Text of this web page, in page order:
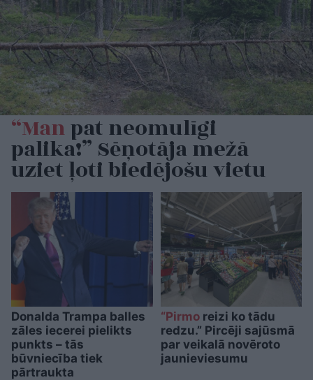
“Manpat neomulīgi
palika!” Sēņotāja mežā
uziet ļoti biedējošu vietu
Donalda Trampa balles
zāles iecerei pielikts
punkts – tās
būvniecība tiek
pārtraukta
“Pirmoreizi ko tādu
redzu.” Pircēji sajūsmā
par veikalā novēroto
jaunieviesumu